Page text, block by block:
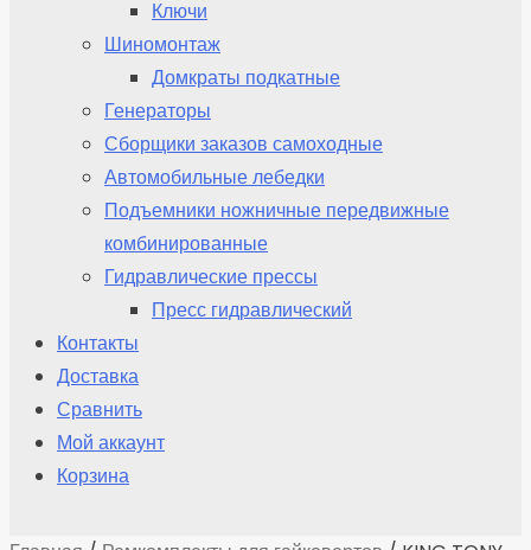
Ключи
Шиномонтаж
Домкраты подкатные
Генераторы
Сборщики заказов самоходные
Автомобильные лебедки
Подъемники ножничные передвижные
комбинированные
Гидравлические прессы
Пресс гидравлический
Контакты
Доставка
Сравнить
Мой аккаунт
Корзина